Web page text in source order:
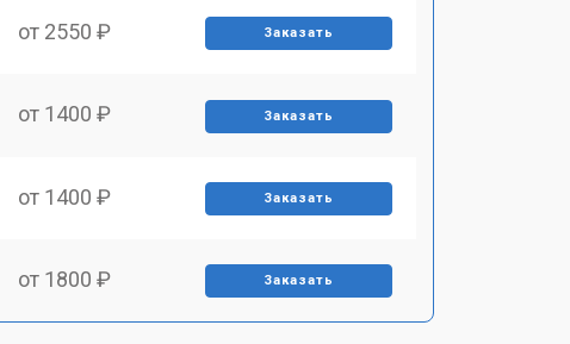
от 2550 ₽ Заказать
от 1400 ₽ Заказать
от 1400 ₽ Заказать
от 1800 ₽ Заказать